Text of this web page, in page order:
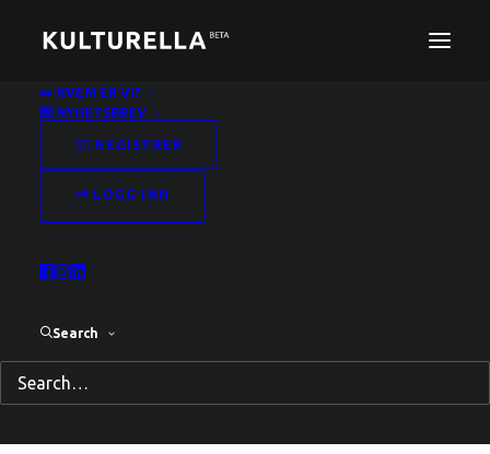
👀 HVEM ER VI?
💌 NYHETSBREV
✍🏻 REGISTRER
🗝️ LOGG INN
Search
Home Posts Tagged "galleri"